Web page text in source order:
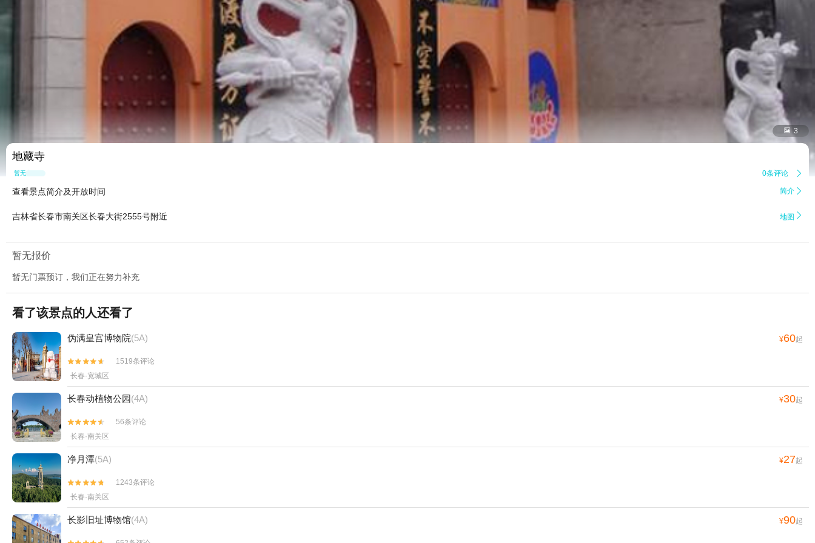
 3
地藏寺
暂无点评 0条评论 
查看景点简介及开放时间 简介 
吉林省长春市南关区长春大街2555号附近 地图 
暂无报价
暂无门票预订，我们正在努力补充
看了该景点的人还看了
伪满皇宫博物院(5A) ¥60起


1519条评论
长春·宽城区
长春动植物公园(4A) ¥30起


56条评论
长春·南关区
净月潭(5A) ¥27起


1243条评论
长春·南关区
长影旧址博物馆(4A) ¥90起